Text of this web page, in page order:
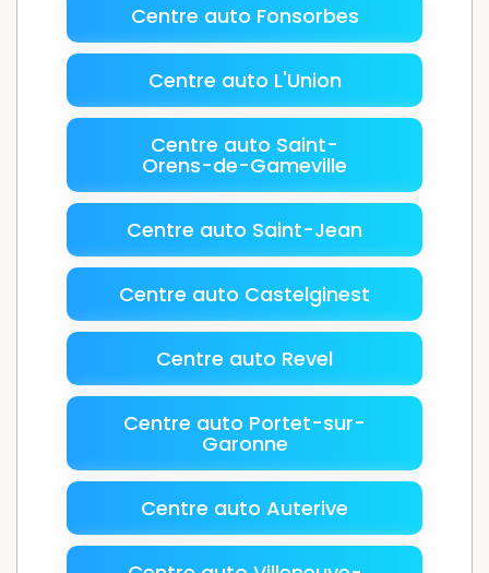
Centre auto Fonsorbes
Centre auto L'Union
Centre auto Saint-
Orens-de-Gameville
Centre auto Saint-Jean
Centre auto Castelginest
Centre auto Revel
Centre auto Portet-sur-
Garonne
Centre auto Auterive